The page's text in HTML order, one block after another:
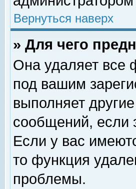
Вернуться наверх
» Для чего
Она удаляет все
под вашим
выполняет
сообщений, если
Если у вас
то функция
проблемы.